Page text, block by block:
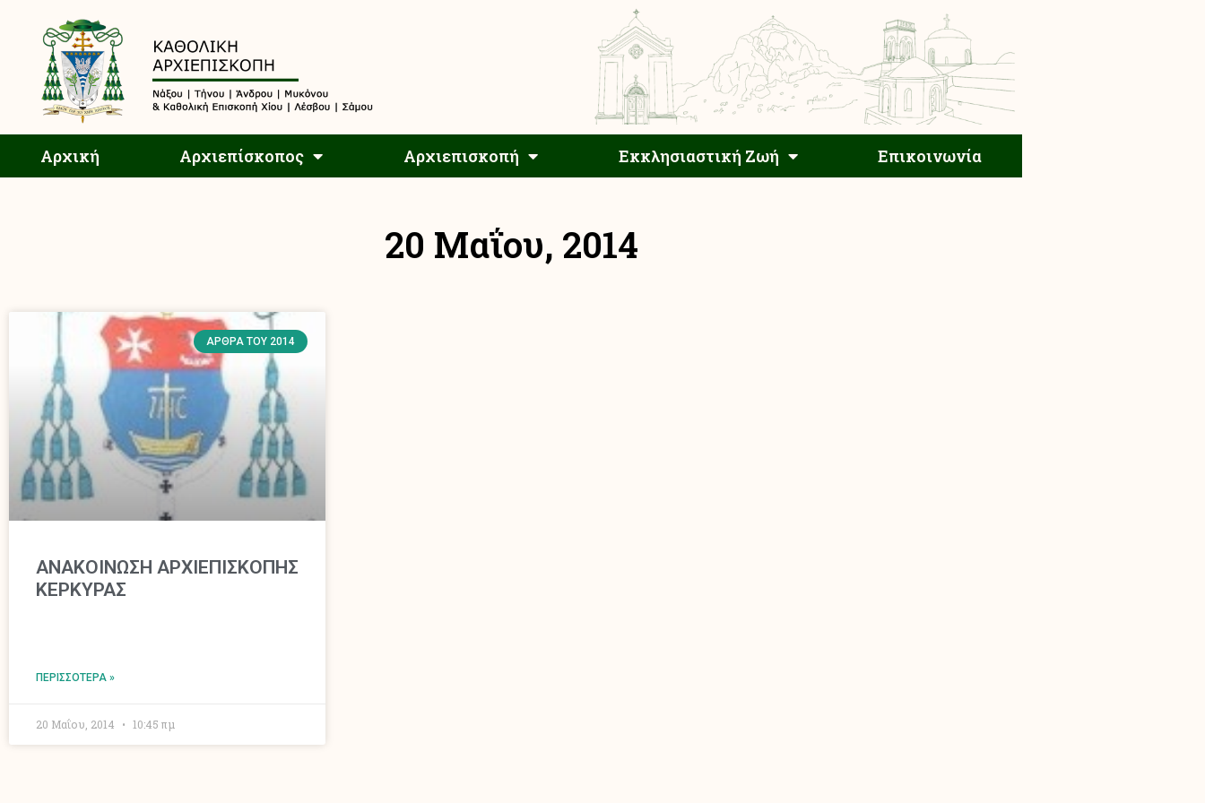
Αρχική Αρχιεπίσκοπος Αρχιεπισκοπή Εκκλησιαστική Ζωή Επικοινωνία
Αρχιεπισκοπή Εκκλησιαστική Ζωή Επικοινωνία
20 Μαΐου, 2014
ΆΡΘΡΑ ΤΟΥ 2014
ΑΝΑΚΟΙΝΩΣΗ ΑΡΧΙΕΠΙΣΚΟΠΗΣ
ΚΕΡΚΥΡΑΣ
ΠΕΡΙΣΣΌΤΕΡΑ »
20 Μαΐου, 2014 10:45 πμ